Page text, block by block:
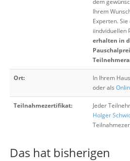
dem
Ihrem
Experten.
iindviduellen
erhalten in
Ort:
In Ihrem
oder als
Teilnahmezertifikat: Jeder
Holger
Das hat bisherigen